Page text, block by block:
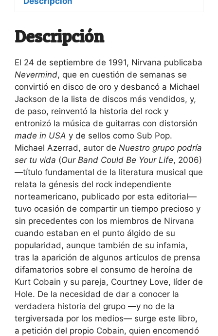
Descripción
El 24 de septiembre de 1991, Nirvana publicaba
Nevermind, que en cuestión de semanas se
convirtió en disco de oro y desbancó a Michael
Jackson de la lista de discos más vendidos, y,
de paso, reinventó la historia del rock y
entronizó la música de guitarras con distorsión
made in USA y de sellos como Sub Pop.
Michael Azerrad, autor de Nuestro grupo podría
ser tu vida (Our Band Could Be Your Life, 2006)
—título fundamental de la literatura musical que
relata la génesis del rock independiente
norteamericano, publicado por esta editorial—
tuvo ocasión de compartir un tiempo precioso y
sin precedentes con los miembros de Nirvana
cuando estaban en el punto álgido de su
popularidad, aunque también de su infamia,
tras la aparición de algunos artículos de prensa
difamatorios sobre el consumo de heroína de
Kurt Cobain y su pareja, Courtney Love, líder de
Hole. De la necesidad de dar a conocer la
verdadera historia del grupo —y no de la
tergiversada por los medios— surge este libro,
a petición del propio Cobain, quien encomendó